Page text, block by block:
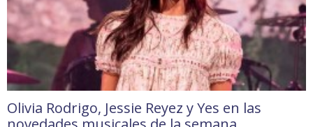
Olivia Rodrigo, Jessie Reyez y Yes en las